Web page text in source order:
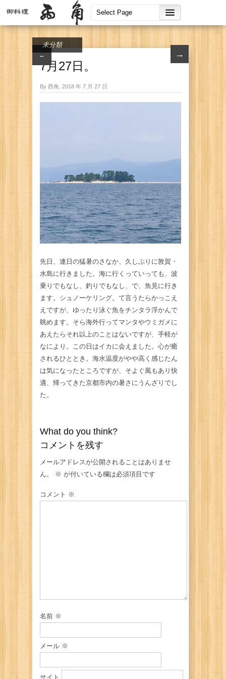
← →
未分類
7月27日。
By 西角, 2018 年 7 月 27 日
先日、連日の猛暑のさなか、久しぶりに敦賀・
水島に行きました。海に行くっていっても、波
乗りでもなし、釣りでもなし、で、魚見に行き
ます。シュノーケリング。て言うたらかっこえ
えですが、ゆったり泳ぐ魚をチンタラ浮かんで
眺めます。そら海外行ってマンタやウミガメに
あえたらそれ以上のことはないですが、手軽が
なにより。この日はイカに会えました。心が癒
されるひととき。海水温度がやや高く感じたん
は気になったところですが、そよぐ風もあり快
適、帰ってきた京都市内の暑さにうんざりでし
た。
What do you think?
コメントを残す
メールアドレスが公開されることはありませ
ん。
※ が付いている欄は必須項目です
コメント ※
名前 ※
メール ※
サイト